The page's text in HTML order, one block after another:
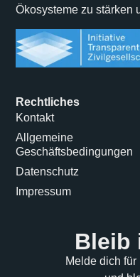
Ökosysteme zu stärken
Rechtliches
Kontakt
Allgemeine
Geschäftsbedingungen
Datenschutz
Impressum
Bleib
Melde dich